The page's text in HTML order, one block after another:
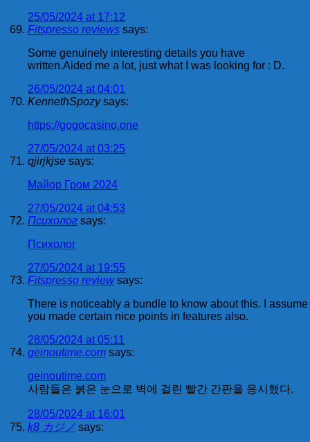
25/05/2024 at 17:12
Fitspresso reviews says:
Some genuinely interesting details you have
written.Aided me a lot, just what I was looking for : D.
26/05/2024 at 04:01
KennethSpozy says:
https://gogocasino.one
27/05/2024 at 03:25
qjirjkjse says:
Майор Гром 2024
27/05/2024 at 04:53
Психолог says:
Психолог
27/05/2024 at 19:55
Fitspresso review says:
There is noticeably a bundle to know about this. I assume
you made certain nice points in features also.
28/05/2024 at 05:11
geinoutime.com says:
geinoutime.com
사람들은 붉은 눈으로 벽에 걸린 빨간 간판을 응시했다.
28/05/2024 at 16:01
k8 カジノ says: